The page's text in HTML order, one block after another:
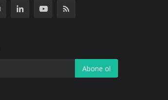
Abone ol